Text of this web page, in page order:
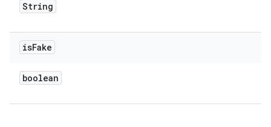
String
isFake
boolean